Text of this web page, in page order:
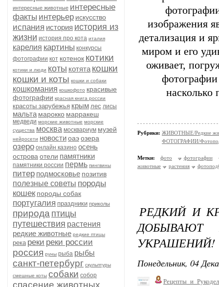
интересные животные интересные
факты интерьер искусство
испания история история из
жизни история про кота италия
карелия картины конкурсы
фотографии кот котенок котики
котики и люди коты котята кошки
кошки и коты кошки и собаки
кошкомания кошкофото красивые
фотографии красная книга россии
красоты зарубежья крым лес лисы
мальта марокко марракеш
медведи морские животные морские
существа москва москвариум музей
нейросети новостиоаэозера
озеро онлайн казино осень
острова отели памятники
памятники россии пермь пингвины
питер подмосковье позитив
полезные советы породы
кошек породы собак
португалия праздники приколы
природа птицы
путешествия растения
редкие животные редкие птицы
река реки реки россии
россия руны рыба рыбы
санкт-петербург скульптуры
смешные коты собаки собор
спасение животных
изображения
детализация и
миром и его
оживает,
насколько
Рубрики: ЖИВОТНЫЕ/Редкие
ФОТОГРАФИИ/
Метки: фото
фотографии
животные
растения
РЕДКИЙ И
ДОБЫВАЮТ
УКРАШЕНИЙ!
Понедельник, 04